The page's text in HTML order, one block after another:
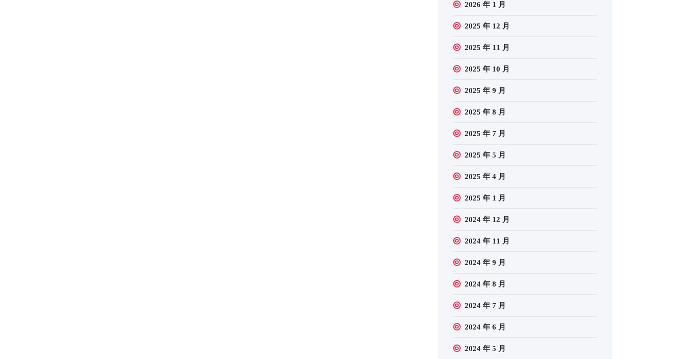
2026 年 1 月
2025 年 12 月
2025 年 11 月
2025 年 10 月
2025 年 9 月
2025 年 8 月
2025 年 7 月
2025 年 5 月
2025 年 4 月
2025 年 1 月
2024 年 12 月
2024 年 11 月
2024 年 9 月
2024 年 8 月
2024 年 7 月
2024 年 6 月
2024 年 5 月